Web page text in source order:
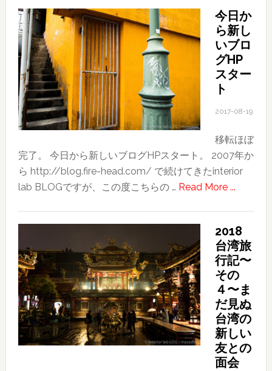
湾
旅
行
記〜
そ
の
1〜
旅
目
的
今日か
ら新し
いブロ
グHP
スター
ト
2017-08-19
移転ほぼ
完了。 今日から新しいブログHPスタート。 2007年か
ら http://blog.fire-head.com/ で続けてきたinterior
lab BLOGですが、この度こちらの … Read More ...about
か
ら
新
し
い
ブ
ロ
グ
HP
2018
台湾旅
行記〜
その
４〜ま
だ見ぬ
台湾の
新しい
友との
面会